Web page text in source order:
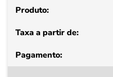
de
Pagamento